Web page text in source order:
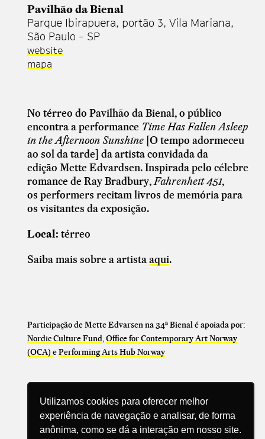
Utilizamos cookies para oferecer melhor
experiência de navegação e analisar, de forma
anônima, como se dá a interação em nosso site.
Pavilhão da Bienal
Parque Ibirapuera, portão 3, Vila Mariana,
São Paulo - SP
website
mapa
No térreo do Pavilhão da Bienal, o público
encontra a performance Time Has Fallen Asleep
in the Afternoon Sunshine [O tempo adormeceu
ao sol da tarde] da artista convidada da
edição Mette Edvardsen. Inspiradapelo célebre
romance de Ray Bradbury,Fahrenheit 451,
os performers recitam livros de memória para
os visitantes da exposição.
Local: térreo
Saiba mais sobre a artistaaqui.
Participação de Mette Edvarsen na 34ª Bienal é apoiada por:
Nordic Culture Fund,Office for Contemporary Art Norway
(OCA) ePerforming Arts Hub Norway